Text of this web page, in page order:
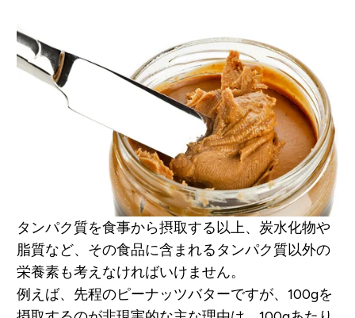
タンパク質を食事から摂取する以上、炭水化物や
脂質など、その食品に含まれるタンパク質以外の
栄養素も考えなければいけません。
例えば、先程のピーナッツバターですが、100gを